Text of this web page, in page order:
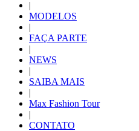
|
MODELOS
|
FAÇA PARTE
|
NEWS
|
SAIBA MAIS
|
Max Fashion Tour
|
CONTATO